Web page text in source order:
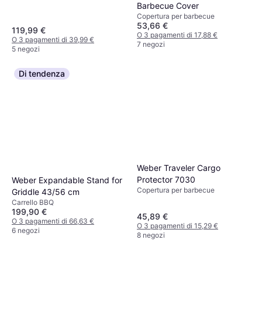
119,99 €
O 3 pagamenti di 39,99 €
5 negozi
Barbecue Cover
Copertura per barbecue
53,66 €
O 3 pagamenti di 17,88 €
7 negozi
Di tendenza
Weber Expandable Stand for
Griddle 43/56 cm
Carrello BBQ
199,90 €
O 3 pagamenti di 66,63 €
6 negozi
Weber Traveler Cargo
Protector 7030
Copertura per barbecue
45,89 €
O 3 pagamenti di 15,29 €
8 negozi